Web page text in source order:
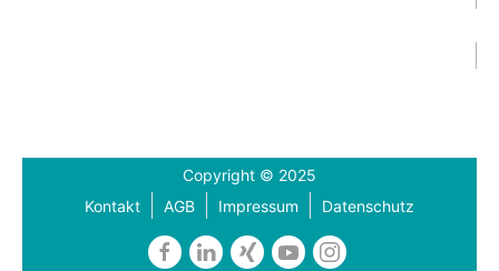
Copyright © 2025
Kontakt
AGB Impressum Datenschutz